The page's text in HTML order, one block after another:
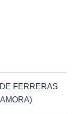
FERRERAS